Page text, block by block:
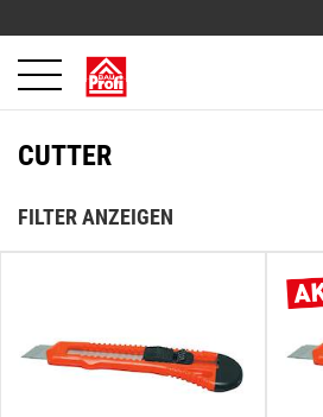
CUTTER
FILTER ANZEIGEN